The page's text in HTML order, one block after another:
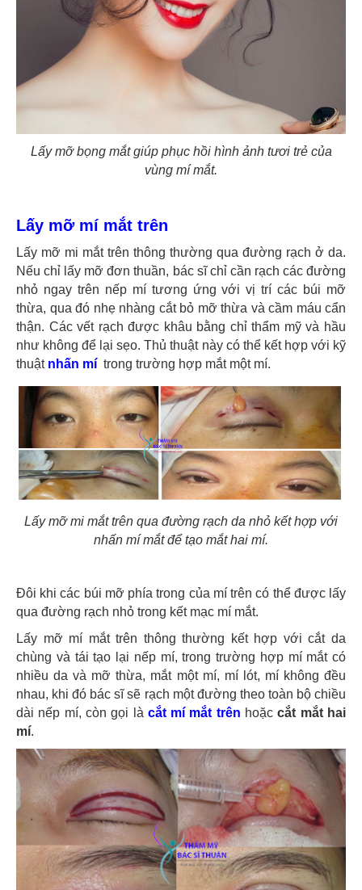
Lấy mỡ bọng mắt giúp phục hồi hình ảnh tươi trẻ của
vùng mí mắt.
Lấy mỡ mí mắt trên
Lấy mỡ mi mắt trên thông thường qua đường rạch ở da.
Nếu chỉ lấy mỡ đơn thuần, bác sĩ chỉ cần rạch các đường
nhỏ ngay trên nếp mí tương ứng với vị trí các búi mỡ
thừa, qua đó nhẹ nhàng cắt bỏ mỡ thừa và cầm máu cẩn
thận. Các vết rạch được khâu bằng chỉ thẩm mỹ và hầu
như không để lại sẹo. Thủ thuật này có thể kết hợp với kỹ
thuật nhấn mí trong trường hợp mắt một mí.
Lấy mỡ mi mắt trên qua đường rạch da nhỏ kết hợp với
nhấn mí mắt để tạo mắt hai mí.
Đôi khi các búi mỡ phía trong của mí trên có thể được lấy
qua đường rạch nhỏ trong kết mạc mí mắt.
Lấy mỡ mí mắt trên thông thường kết hợp với cắt da
chùng và tái tạo lại nếp mí, trong trường hợp mí mắt có
nhiều da và mỡ thừa, mắt một mí, mí lót, mí không đều
nhau, khi đó bác sĩ sẽ rạch một đường theo toàn bộ chiều
dài nếp mí, còn gọi là cắt mí mắt trên hoặccắt mắt hai
mí.